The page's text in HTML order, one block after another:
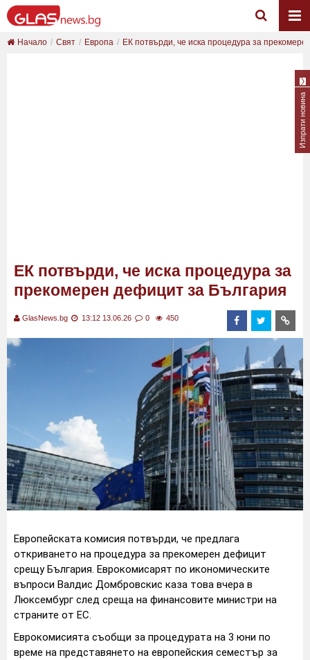
Начало Свят Европа EК потвърди, че иска процедура за
EК потвърди, че иска процедура за
прекомерен дефицит за България
GlasNews.bg 13:12 13.06.26 0 450
Европейската комисия потвърди, че предлага
откриването на процедура за прекомерен дефицит
срещу България. Еврокомисарят по икономическите
въпроси Валдис Домбровскис каза това вчера в
Люксембург след среща на финансовите министри на
страните от ЕС.
Еврокомисията съобщи за процедурата на 3 юни по
време на представянето на европейския семестър за
Изпрати новина